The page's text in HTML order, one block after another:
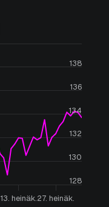
13. heinäk.27. heinäk.
128
130
132
134
136
138